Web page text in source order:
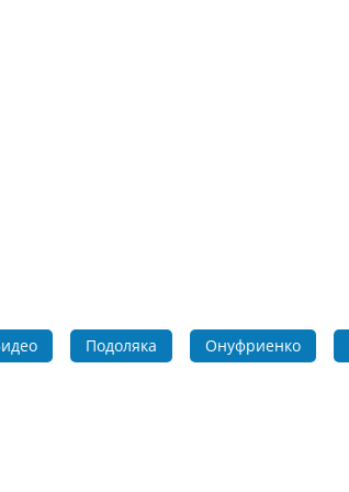
Подоляка Онуфриенко